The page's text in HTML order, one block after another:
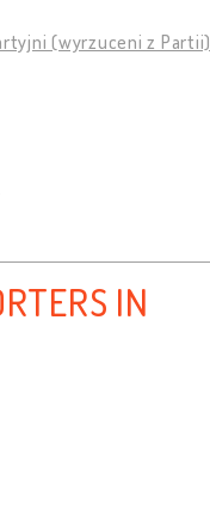
(wyrzuceni z Partii)
IN